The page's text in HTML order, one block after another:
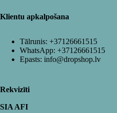
Klientu apkalpošana
Tālrunis: +37126661515
WhatsApp: +37126661515
Epasts: info@dropshop.lv
Rekvizīti
SIA AFI